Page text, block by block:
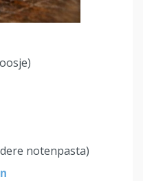
notenpasta)